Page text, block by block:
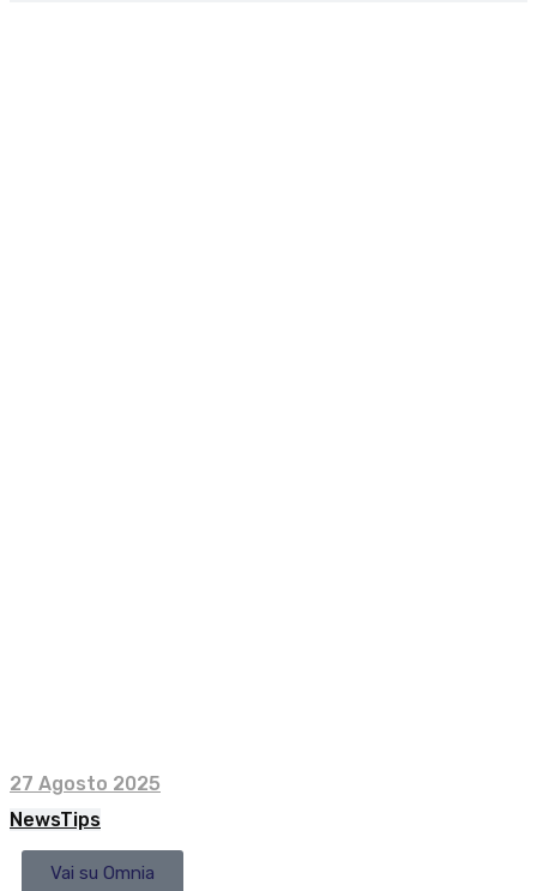
27 Agosto 2025
NewsTips
Vai su Omnia